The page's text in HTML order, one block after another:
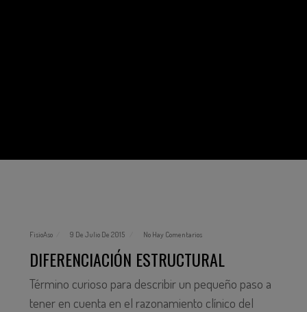
FisioAso 9 De Julio De 2015 No Hay Comentarios
DIFERENCIACIÓN ESTRUCTURAL
Término curioso para describir un pequeño paso a
tener en cuenta en el razonamiento clínico del